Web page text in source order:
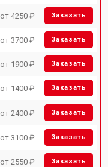
от 4250 ₽ Заказать
от 3700 ₽ Заказать
от 1900 ₽ Заказать
от 1400 ₽ Заказать
от 2400 ₽ Заказать
от 3100 ₽ Заказать
от 2550 ₽ Заказать